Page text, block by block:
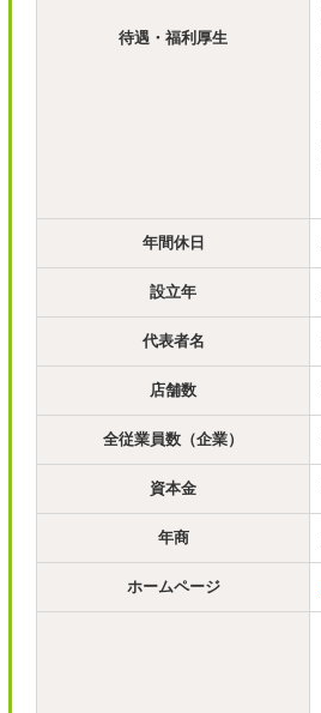
待遇・福利厚生
年間休日
設立年
代表者名
店舗数
全従業員数（企業）
資本金
年商
ホームページ